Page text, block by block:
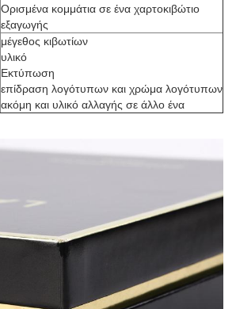
Ορισμένα κομμάτια σε ένα χαρτοκιβώτιο
εξαγωγής
μέγεθος κιβωτίων
υλικό
Εκτύπωση
επίδραση λογότυπων και χρώμα λογότυπων
ακόμη και υλικό αλλαγής σε άλλο ένα